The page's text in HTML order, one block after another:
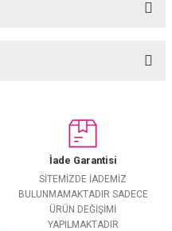
İade Garantisi
SİTEMİZDE İADEMİZ
BULUNMAMAKTADIR SADECE
ÜRÜN DEĞİŞİMİ
YAPILMAKTADIR